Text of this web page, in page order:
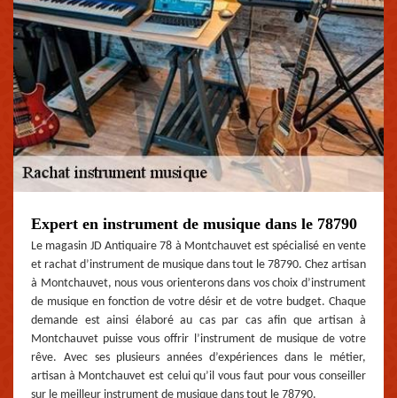
Expert en instrument de musique dans le 78790
Le magasin JD Antiquaire 78 à Montchauvet est spécialisé en vente
et rachat d’instrument de musique dans tout le 78790. Chez artisan
à Montchauvet, nous vous orienterons dans vos choix d’instrument
de musique en fonction de votre désir et de votre budget. Chaque
demande est ainsi élaboré au cas par cas afin que artisan à
Montchauvet puisse vous offrir l’instrument de musique de votre
rêve. Avec ses plusieurs années d’expériences dans le métier,
artisan à Montchauvet est celui qu’il vous faut pour vous conseiller
sur le meilleur instrument de musique dans tout le 78790.